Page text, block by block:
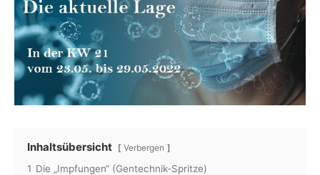
Inhaltsübersicht Verbergen
1 Die „Impfungen“ (Gentechnik-Spritze)